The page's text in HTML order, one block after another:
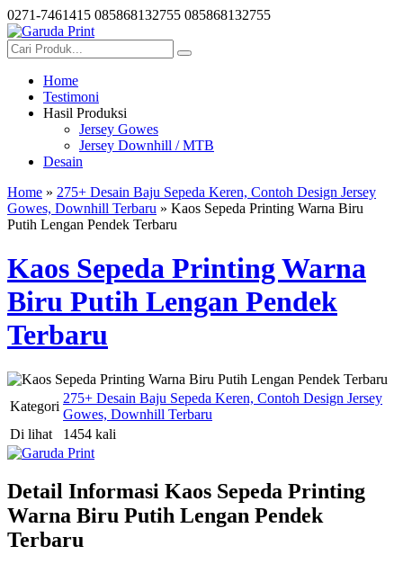
0271-7461415 085868132755 085868132755
Home
Testimoni
Hasil Produksi
Jersey Gowes
Jersey Downhill / MTB
Desain
Home » 275+ Desain Baju Sepeda Keren, Contoh Design Jersey
Gowes, Downhill Terbaru » Kaos Sepeda Printing Warna Biru
Putih Lengan Pendek Terbaru
Kaos Sepeda Printing Warna
Biru Putih Lengan Pendek
Terbaru
Kategori
275+ Desain Baju Sepeda Keren, Contoh Design Jersey
Gowes, Downhill Terbaru
Di lihat
1454 kali
Detail Informasi Kaos Sepeda Printing
Warna Biru Putih Lengan Pendek
Terbaru